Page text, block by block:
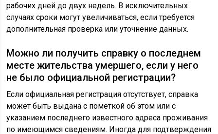
рабочих дней до двух недель. В исключительных
случаях сроки могут увеличиваться, если требуется
дополнительная проверка или уточнение данных.
Можно ли получить справку о последнем
месте жительства умершего, если у него
не было официальной регистрации?
Если официальная регистрация отсутствует, справка
может быть выдана с пометкой об этом или с
указанием последнего известного адреса проживания
по имеющимся сведениям. Иногда для подтверждения